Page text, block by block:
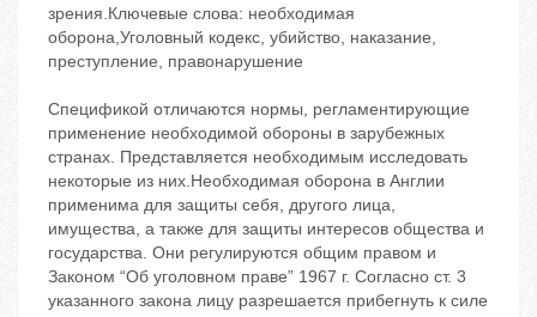
зрения.Ключевые слова: необходимая
оборона,Уголовный кодекс, убийство, наказание,
преступление, правонарушение
Спецификой отличаются нормы, регламентирующие
применение необходимой обороны в зарубежных
странах. Представляется необходимым исследовать
некоторые из них.Необходимая оборона в Англии
применима для защиты себя, другого лица,
имущества, а также для защиты интересов общества и
государства. Они регулируются общим правом и
Законом “Об уголовном праве” 1967 г. Согласно ст. 3
указанного закона лицу разрешается прибегнуть к силе